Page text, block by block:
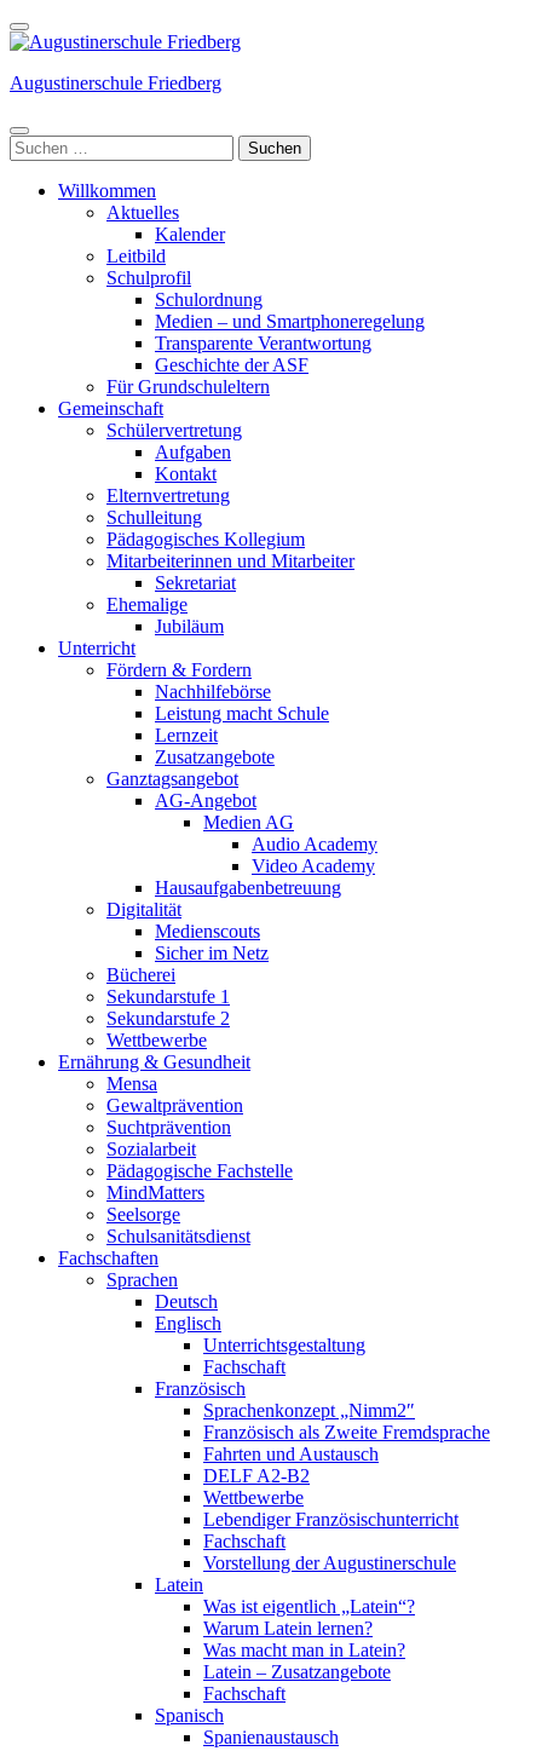
Weiter
zum
(Enter
Augustinerschule Friedberg
Suchen
nach:
Willkommen
Aktuelles
Kalender
Leitbild
Schulprofil
Schulordnung
Medien – und Smartphoneregelung
Transparente Verantwortung
Geschichte der ASF
Für Grundschuleltern
Gemeinschaft
Schülervertretung
Aufgaben
Kontakt
Elternvertretung
Schulleitung
Pädagogisches Kollegium
Mitarbeiterinnen und Mitarbeiter
Sekretariat
Ehemalige
Jubiläum
Unterricht
Fördern & Fordern
Nachhilfebörse
Leistung macht Schule
Lernzeit
Zusatzangebote
Ganztagsangebot
AG-Angebot
Medien AG
Audio Academy
Video Academy
Hausaufgabenbetreuung
Digitalität
Medienscouts
Sicher im Netz
Bücherei
Sekundarstufe 1
Sekundarstufe 2
Wettbewerbe
Ernährung & Gesundheit
Mensa
Gewaltprävention
Suchtprävention
Sozialarbeit
Pädagogische Fachstelle
MindMatters
Seelsorge
Schulsanitätsdienst
Fachschaften
Sprachen
Deutsch
Englisch
Unterrichtsgestaltung
Fachschaft
Französisch
Sprachenkonzept „Nimm2″
Französisch als Zweite Fremdsprache
Fahrten und Austausch
DELF A2-B2
Wettbewerbe
Lebendiger Französischunterricht
Fachschaft
Vorstellung der Augustinerschule
Latein
Was ist eigentlich „Latein“?
Warum Latein lernen?
Was macht man in Latein?
Latein – Zusatzangebote
Fachschaft
Spanisch
Spanienaustausch